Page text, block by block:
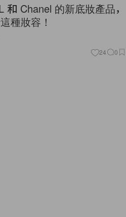
Chanel 的新底妝產品，
種妝容！
24 0